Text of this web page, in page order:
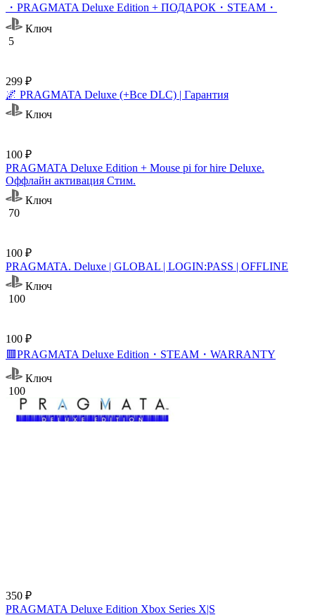
・PRAGMATA Deluxe Edition + ПОДАРОК・STEAM・
Ключ
5
299 ₽
🌌 PRAGMATA Deluxe (+Все DLC) | Гарантия
Ключ
100 ₽
PRAGMATA Deluxe Edition + Mouse pi for hire Deluxe.
Оффлайн активация Cтим.
Ключ
70
100 ₽
PRAGMATA. Deluxe | GLOBAL | LOGIN:PASS | OFFLINE
Ключ
100
100 ₽
🟥PRAGMATA Deluxe Edition・STEAM・WARRANTY
Ключ
100
350 ₽
PRAGMATA Deluxe Edition Xbox Series X|S